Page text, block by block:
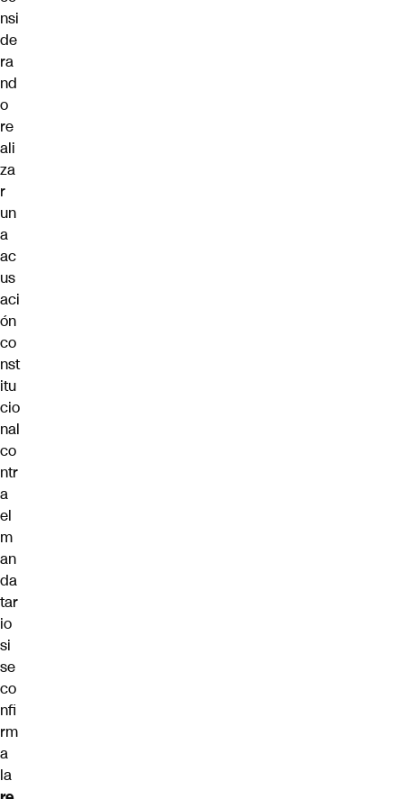
nsi
de
ra
nd
o
re
ali
za
r
un
a
ac
us
aci
ón
co
nst
itu
cio
nal
co
ntr
a
el
m
an
da
tar
io
si
se
co
nfi
rm
a
la